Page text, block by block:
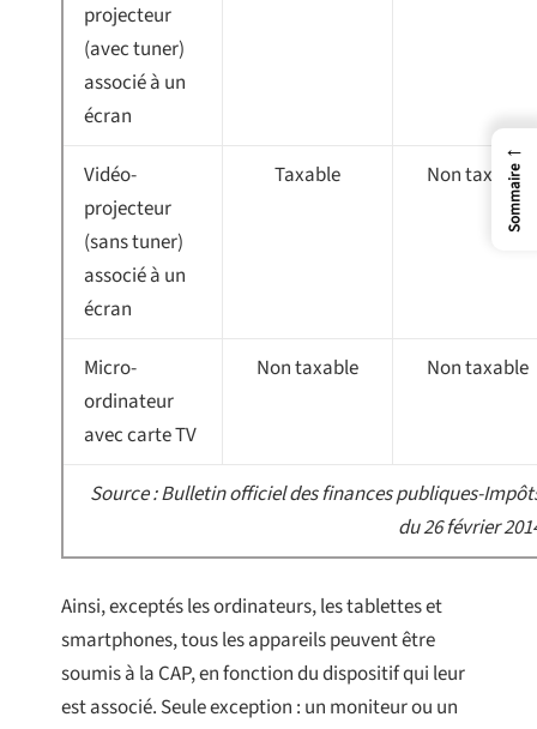
projecteur
(avec tuner)
associé à un
écran
Vidéo-
projecteur
(sans tuner)
associé à un
écran
Taxable Non taxable
Micro-
ordinateur
avec carte TV
Non taxable Non taxable
Source : Bulletin officiel des finances publiques-
du 26 février
Ainsi, exceptés les ordinateurs, les tablettes et
smartphones, tous les appareils peuvent être
soumis à la CAP, en fonction du dispositif qui leur
est associé. Seule exception : un moniteur ou un
←
Sommaire